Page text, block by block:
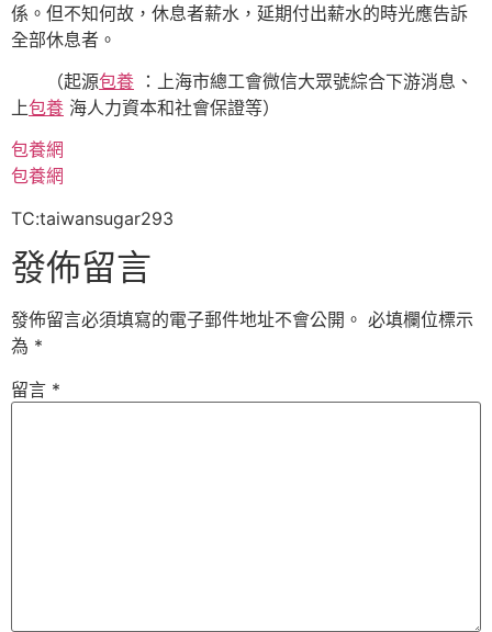
係。但不知何故，休息者薪水，延期付出薪水的時光應告訴
全部休息者。
（起源包養 ：上海市總工會微信大眾號綜合下游消息、
上包養 海人力資本和社會保證等）
包養網
包養網
TC:taiwansugar293
發佈留言
發佈留言必須填寫的電子郵件地址不會公開。 必填欄位標示
為 *
留言 *